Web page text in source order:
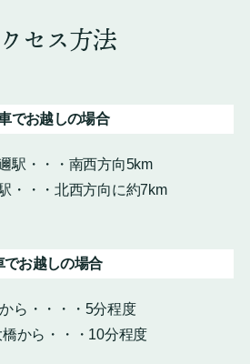
セス方法
でお越しの場合
駅・・・南西方向5km
・・・北西方向に約7km
でお越しの場合
ら・・・・5分程度
から・・・10分程度